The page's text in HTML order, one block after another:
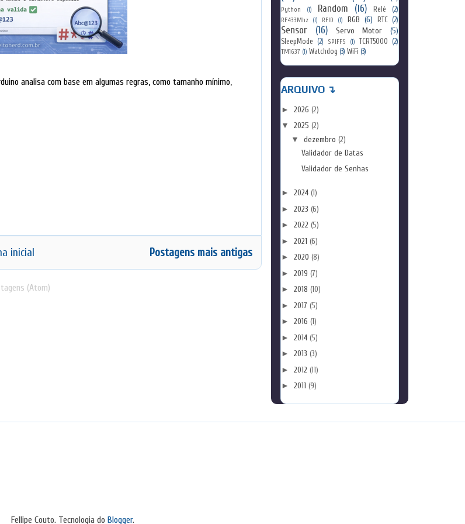
analisa com base em algumas regras, como tamanho mínimo,
Postagens mais antigas
inicial
(Atom)
Python (1) Random (16) Relé (2)
RF433Mhz (1) RFID (1) RGB (6) RTC (2)
Sensor (16) Servo Motor (5)
SleepMode (2) SPIFFS (1) TCRT5000 (2)
TM1637 (1) Watchdog (3) WiFi (3)
ARQUIVO ↴
► 2026 (2)
▼ 2025 (2)
▼ dezembro (2)
Validador de Datas
Validador de Senhas
► 2024 (1)
► 2023 (6)
► 2022 (5)
► 2021 (6)
► 2020 (8)
► 2019 (7)
► 2018 (10)
► 2017 (5)
► 2016 (1)
► 2014 (5)
► 2013 (3)
► 2012 (11)
► 2011 (9)
Fellipe Couto. Tecnologia do Blogger.